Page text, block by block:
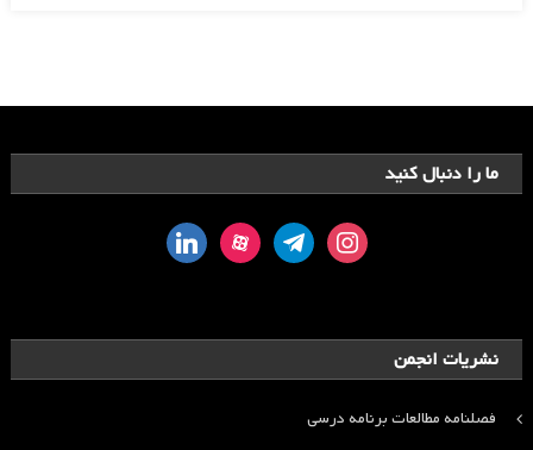
ما را دنبال کنید
instagram
telegram
aparat
linkedin
نشریات انجمن
فصلنامه مطالعات برنامه درسی